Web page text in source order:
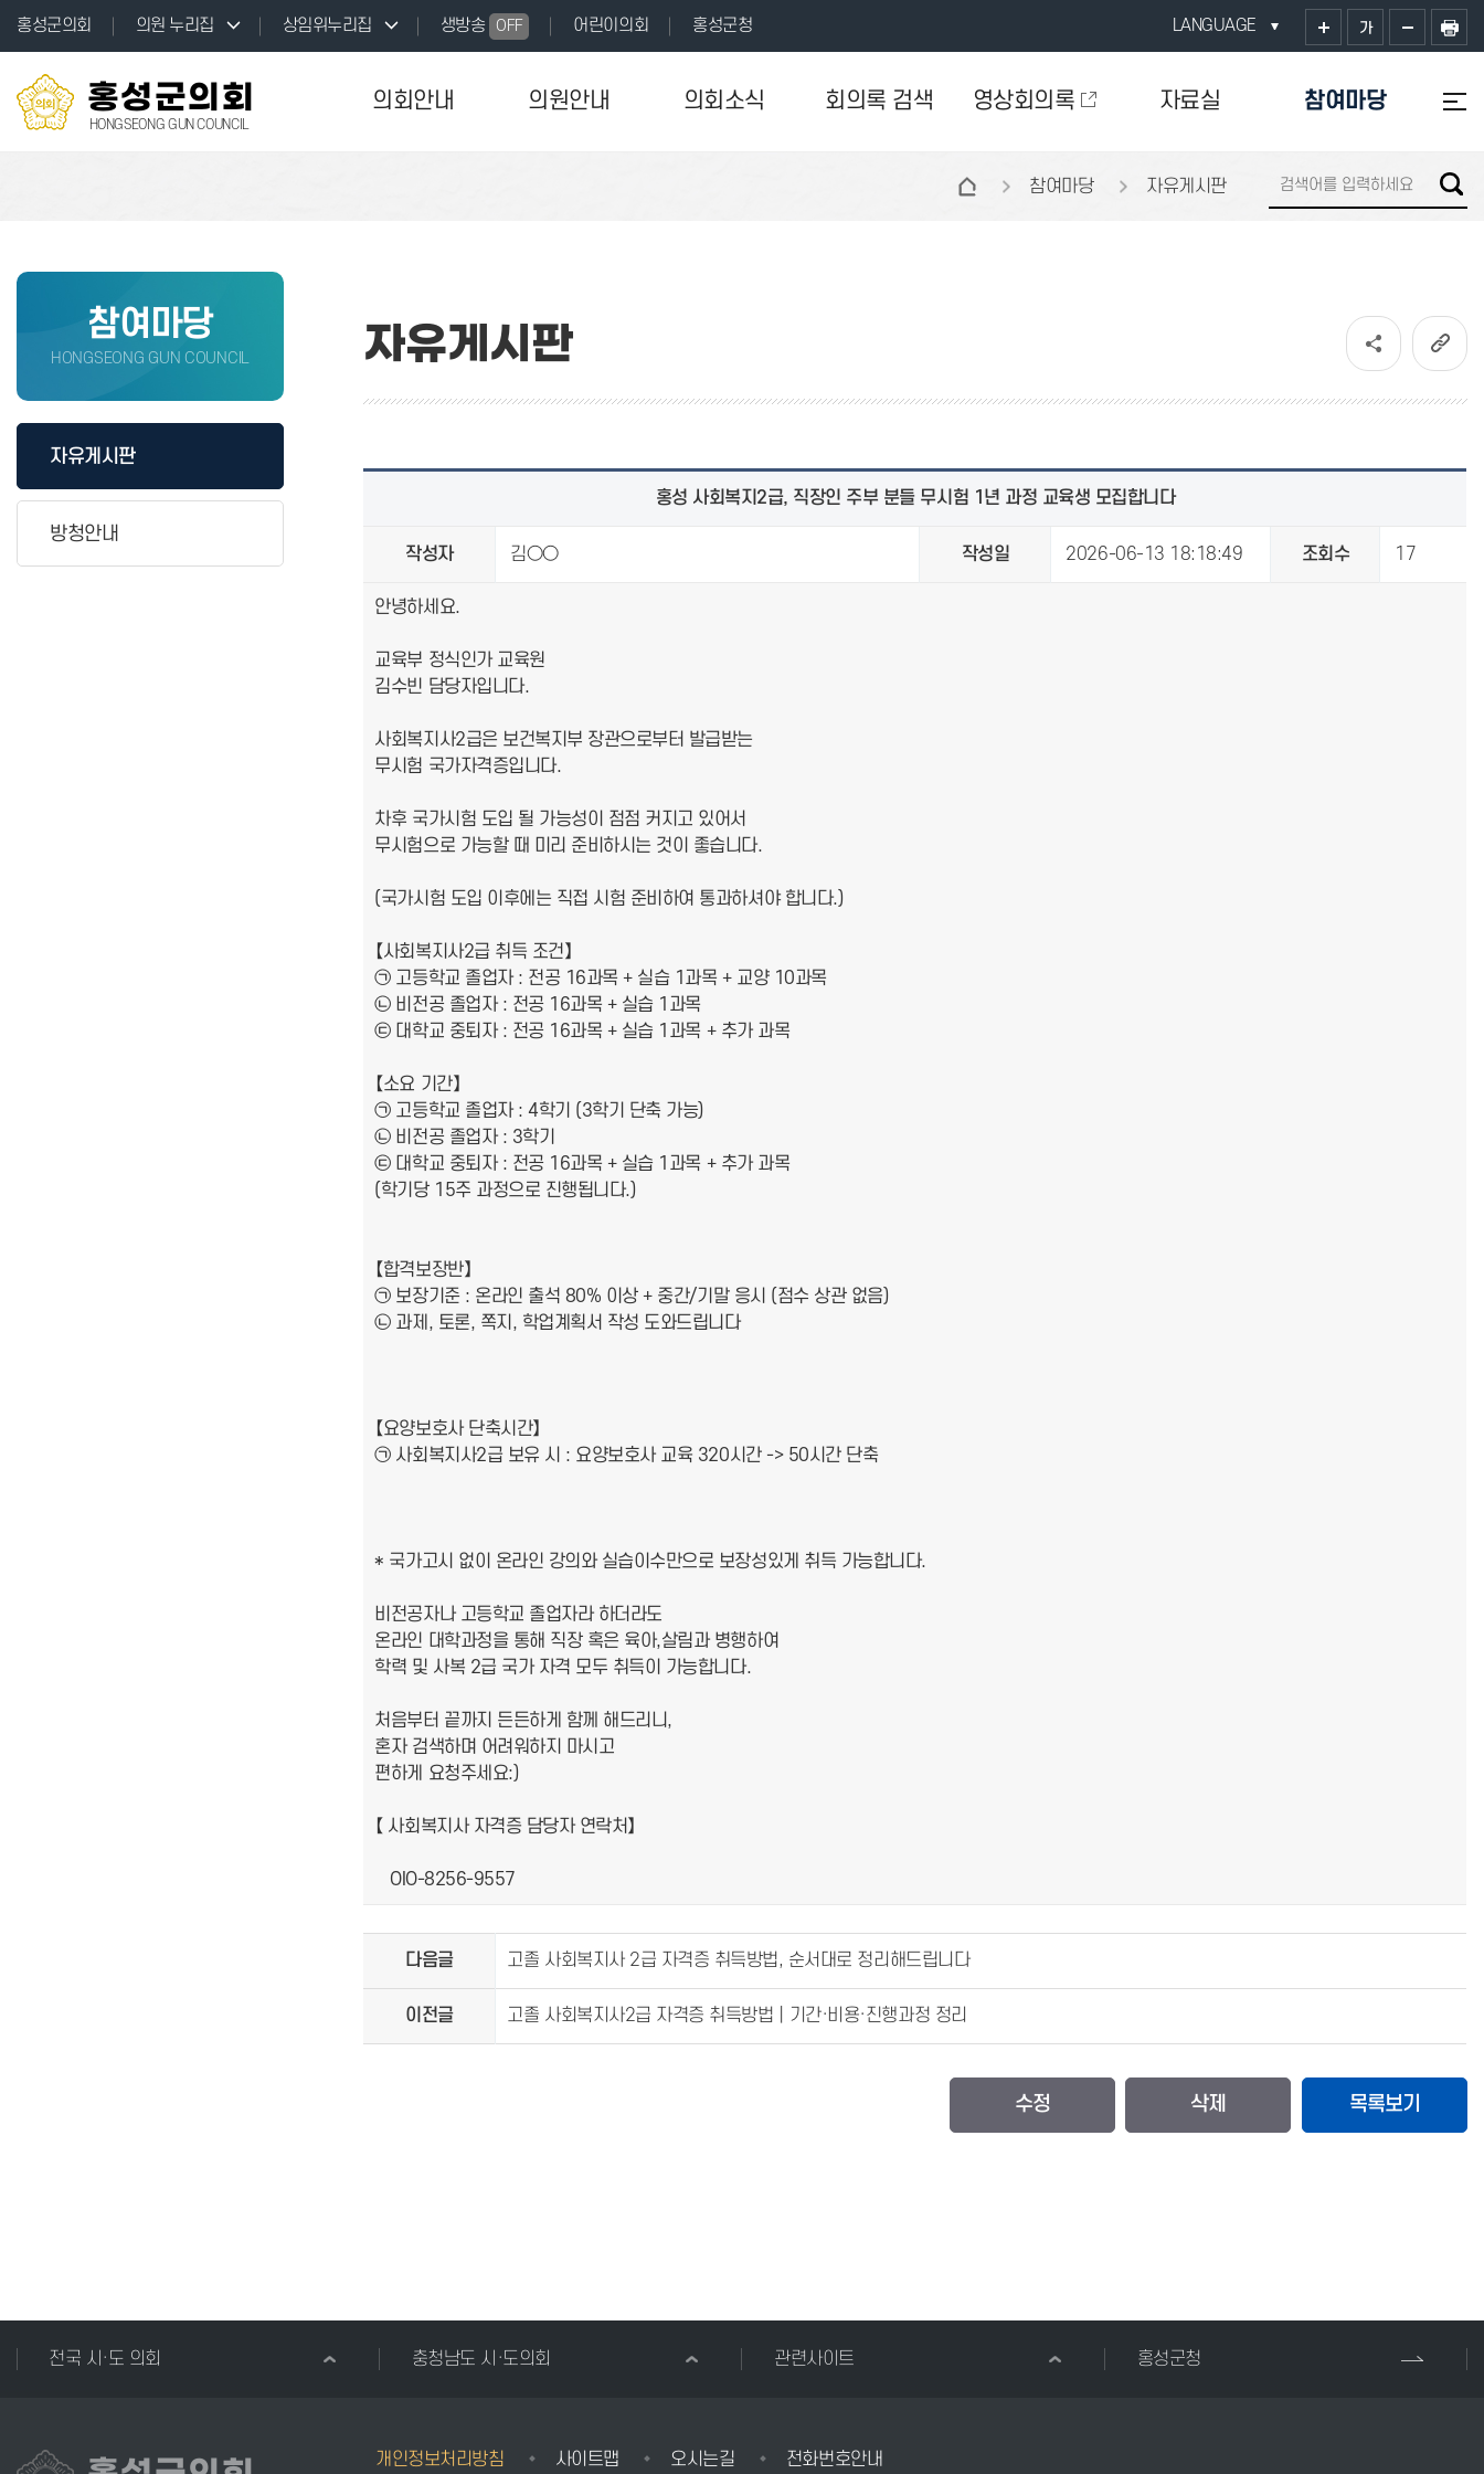
홍성군의회 의원 누리집 상임위누리집 생방송 OFF 어린이의회 홍성군청 LANGUAGE 가
홍성군의회
HONGSEONG GUN COUNCIL
의회안내 의원안내 의회소식 회의록 검색 영상회의록 자료실 참여마당
참여마당 자유게시판
참여마당
HONGSEONG GUN COUNCIL
자유게시판
방청안내
자유게시판
홍성 사회복지2급, 직장인 주부 분들 무시험 1년 과정 교육생 모집합니다
작성자 김○○ 작성일 2026-06-13 18:18:49 조회수 17
안녕하세요.
교육부 정식인가 교육원
김수빈 담당자입니다.
사회복지사2급은 보건복지부 장관으로부터 발급받는
무시험 국가자격증입니다.
차후 국가시험 도입 될 가능성이 점점 커지고 있어서
무시험으로 가능할 때 미리 준비하시는 것이 좋습니다.
(국가시험 도입 이후에는 직접 시험 준비하여 통과하셔야 합니다.)
【사회복지사2급 취득 조건】
㉠ 고등학교 졸업자 : 전공 16과목 + 실습 1과목 + 교양 10과목
㉡ 비전공 졸업자 : 전공 16과목 + 실습 1과목
㉢ 대학교 중퇴자 : 전공 16과목 + 실습 1과목 + 추가 과목
【소요 기간】
㉠ 고등학교 졸업자 : 4학기 (3학기 단축 가능)
㉡ 비전공 졸업자 : 3학기
㉢ 대학교 중퇴자 : 전공 16과목 + 실습 1과목 + 추가 과목
(학기당 15주 과정으로 진행됩니다.)
【합격보장반】
㉠ 보장기준 : 온라인 출석 80% 이상 + 중간/기말 응시 (점수 상관 없음)
㉡ 과제, 토론, 쪽지, 학업계획서 작성 도와드립니다
【요양보호사 단축시간】
㉠ 사회복지사2급 보유 시 : 요양보호사 교육 320시간 -> 50시간 단축
* 국가고시 없이 온라인 강의와 실습이수만으로 보장성있게 취득 가능합니다.
비전공자나 고등학교 졸업자라 하더라도
온라인 대학과정을 통해 직장 혹은 육아,살림과 병행하여
학력 및 사복 2급 국가 자격 모두 취득이 가능합니다.
처음부터 끝까지 든든하게 함께 해드리니,
혼자 검색하며 어려워하지 마시고
편하게 요청주세요:)
【 사회복지사 자격증 담당자 연락처】
OIO-8256-9557
다음글 고졸 사회복지사 2급 자격증 취득방법, 순서대로 정리해드립니다
이전글 고졸 사회복지사2급 자격증 취득방법｜기간·비용·진행과정 정리
수정 삭제 목록보기
전국 시·도 의회 충청남도 시·도의회 관련사이트 홍성군청
개인정보처리방침 사이트맵 오시는길 전화번호안내